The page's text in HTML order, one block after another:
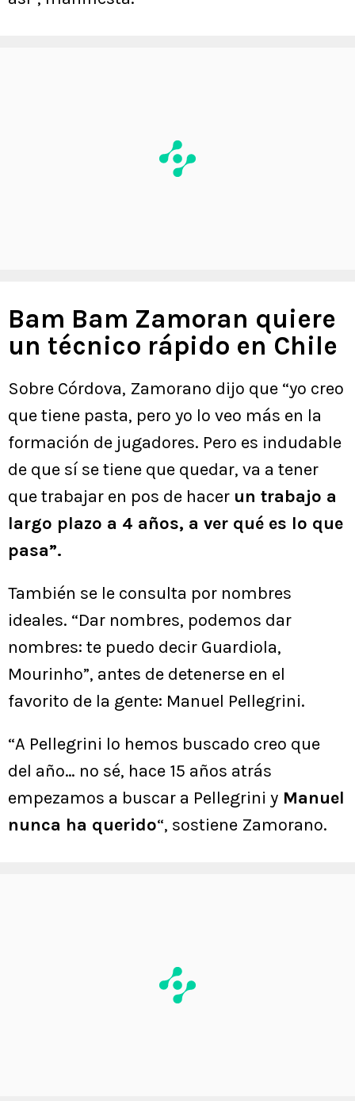
Bam Bam Zamoran quiere
un técnico rápido en Chile
Sobre Córdova, Zamorano dijo que “yo creo
que tiene pasta, pero yo lo veo más en la
formación de jugadores. Pero es indudable
de que sí se tiene que quedar, va a tener
que trabajar en pos de hacer un trabajo a
largo plazo a 4 años, a ver qué es lo que
pasa”.
También se le consulta por nombres
ideales. “Dar nombres, podemos dar
nombres: te puedo decir Guardiola,
Mourinho”, antes de detenerse en el
favorito de la gente: Manuel Pellegrini.
“A Pellegrini lo hemos buscado creo que
del año… no sé, hace 15 años atrás
empezamos a buscar a Pellegrini y Manuel
nunca ha querido“, sostiene Zamorano.